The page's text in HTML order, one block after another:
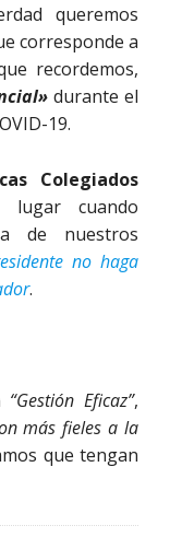
queremos
corresponde a
recordemos,
durante el
19.
Colegiados
lugar cuando
de nuestros
no haga
.
“Gestión Eficaz”,
más fieles a la
que tengan